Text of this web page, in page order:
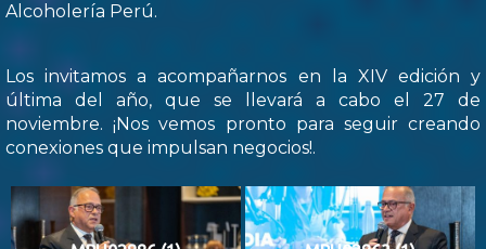
Alcoholería Perú.
Los invitamos a acompañarnos en la XIV edición y
última del año, que se llevará a cabo el 27 de
noviembre. ¡Nos vemos pronto para seguir creando
conexiones que impulsan negocios!.